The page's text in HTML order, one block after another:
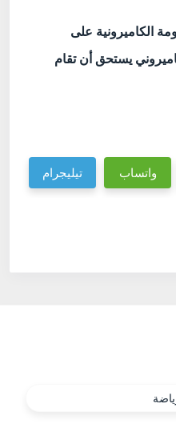
الكاميرونية على
يستحق أن تقام
واتساب تيليجرام